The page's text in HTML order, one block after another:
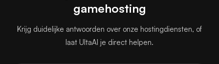
gamehosting
Krijg duidelijke antwoorden over onze hostingdiensten, of
laat UltaAI je direct helpen.